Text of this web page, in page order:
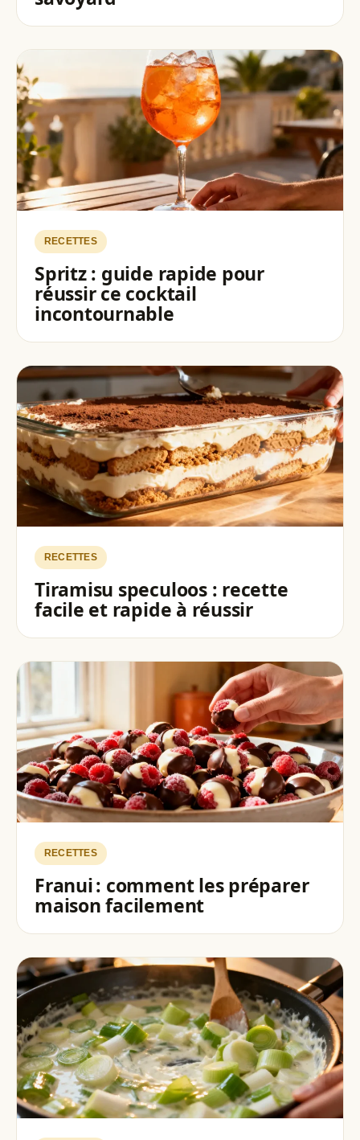
RECETTES
Spritz : guide rapide pour
réussir ce cocktail
incontournable
RECETTES
Tiramisu speculoos : recette
facile et rapide à réussir
RECETTES
Franui : comment les préparer
maison facilement